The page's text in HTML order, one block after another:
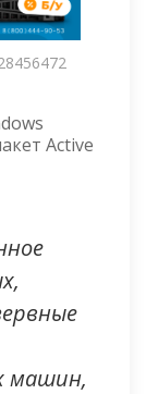
Active
машин,